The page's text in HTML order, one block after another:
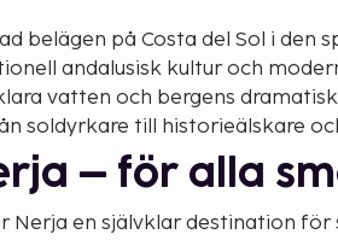
belägen på Costa del Sol i den
andalusisk kultur och
vatten och bergens
soldyrkare till historieälskare
– för alla
Nerja en självklar destination för